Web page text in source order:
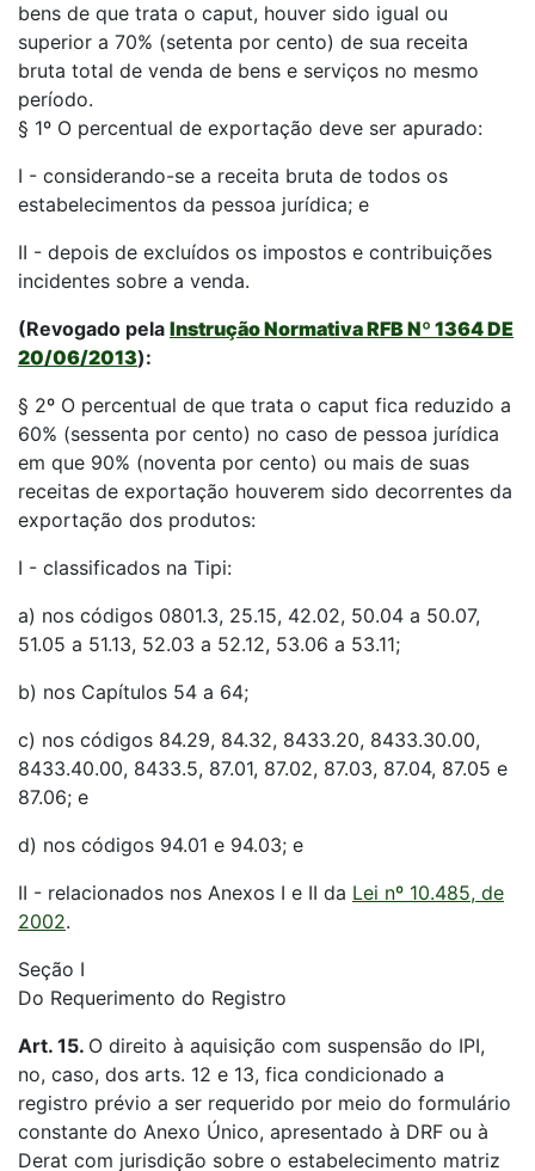
bens de que trata o caput, houver sido igual ou
superior a 70% (setenta por cento) de sua receita
bruta total de venda de bens e serviços no mesmo
período.
§ 1º O percentual de exportação deve ser apurado:
I - considerando-se a receita bruta de todos os
estabelecimentos da pessoa jurídica; e
II - depois de excluídos os impostos e contribuições
incidentes sobre a venda.
(Revogado pela Instrução Normativa RFB Nº 1364 DE
20/06/2013):
§ 2º O percentual de que trata o caput fica reduzido a
60% (sessenta por cento) no caso de pessoa jurídica
em que 90% (noventa por cento) ou mais de suas
receitas de exportação houverem sido decorrentes da
exportação dos produtos:
I - classificados na Tipi:
a) nos códigos 0801.3, 25.15, 42.02, 50.04 a 50.07,
51.05 a 51.13, 52.03 a 52.12, 53.06 a 53.11;
b) nos Capítulos 54 a 64;
c) nos códigos 84.29, 84.32, 8433.20, 8433.30.00,
8433.40.00, 8433.5, 87.01, 87.02, 87.03, 87.04, 87.05 e
87.06; e
d) nos códigos 94.01 e 94.03; e
II - relacionados nos Anexos I e II da Lei nº 10.485, de
2002.
Seção I
Do Requerimento do Registro
Art. 15. O direito à aquisição com suspensão do IPI,
no, caso, dos arts. 12 e 13, fica condicionado a
registro prévio a ser requerido por meio do formulário
constante do Anexo Único, apresentado à DRF ou à
Derat com jurisdição sobre o estabelecimento matriz